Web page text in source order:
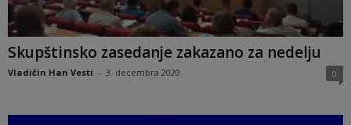
Skupštinsko zasedanje zakazano za nedelju
Vladičin Han Vesti - 3. decembra 2020. 0